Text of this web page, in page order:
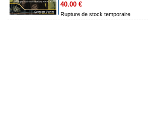
40.00 €
Rupture de stock temporaire